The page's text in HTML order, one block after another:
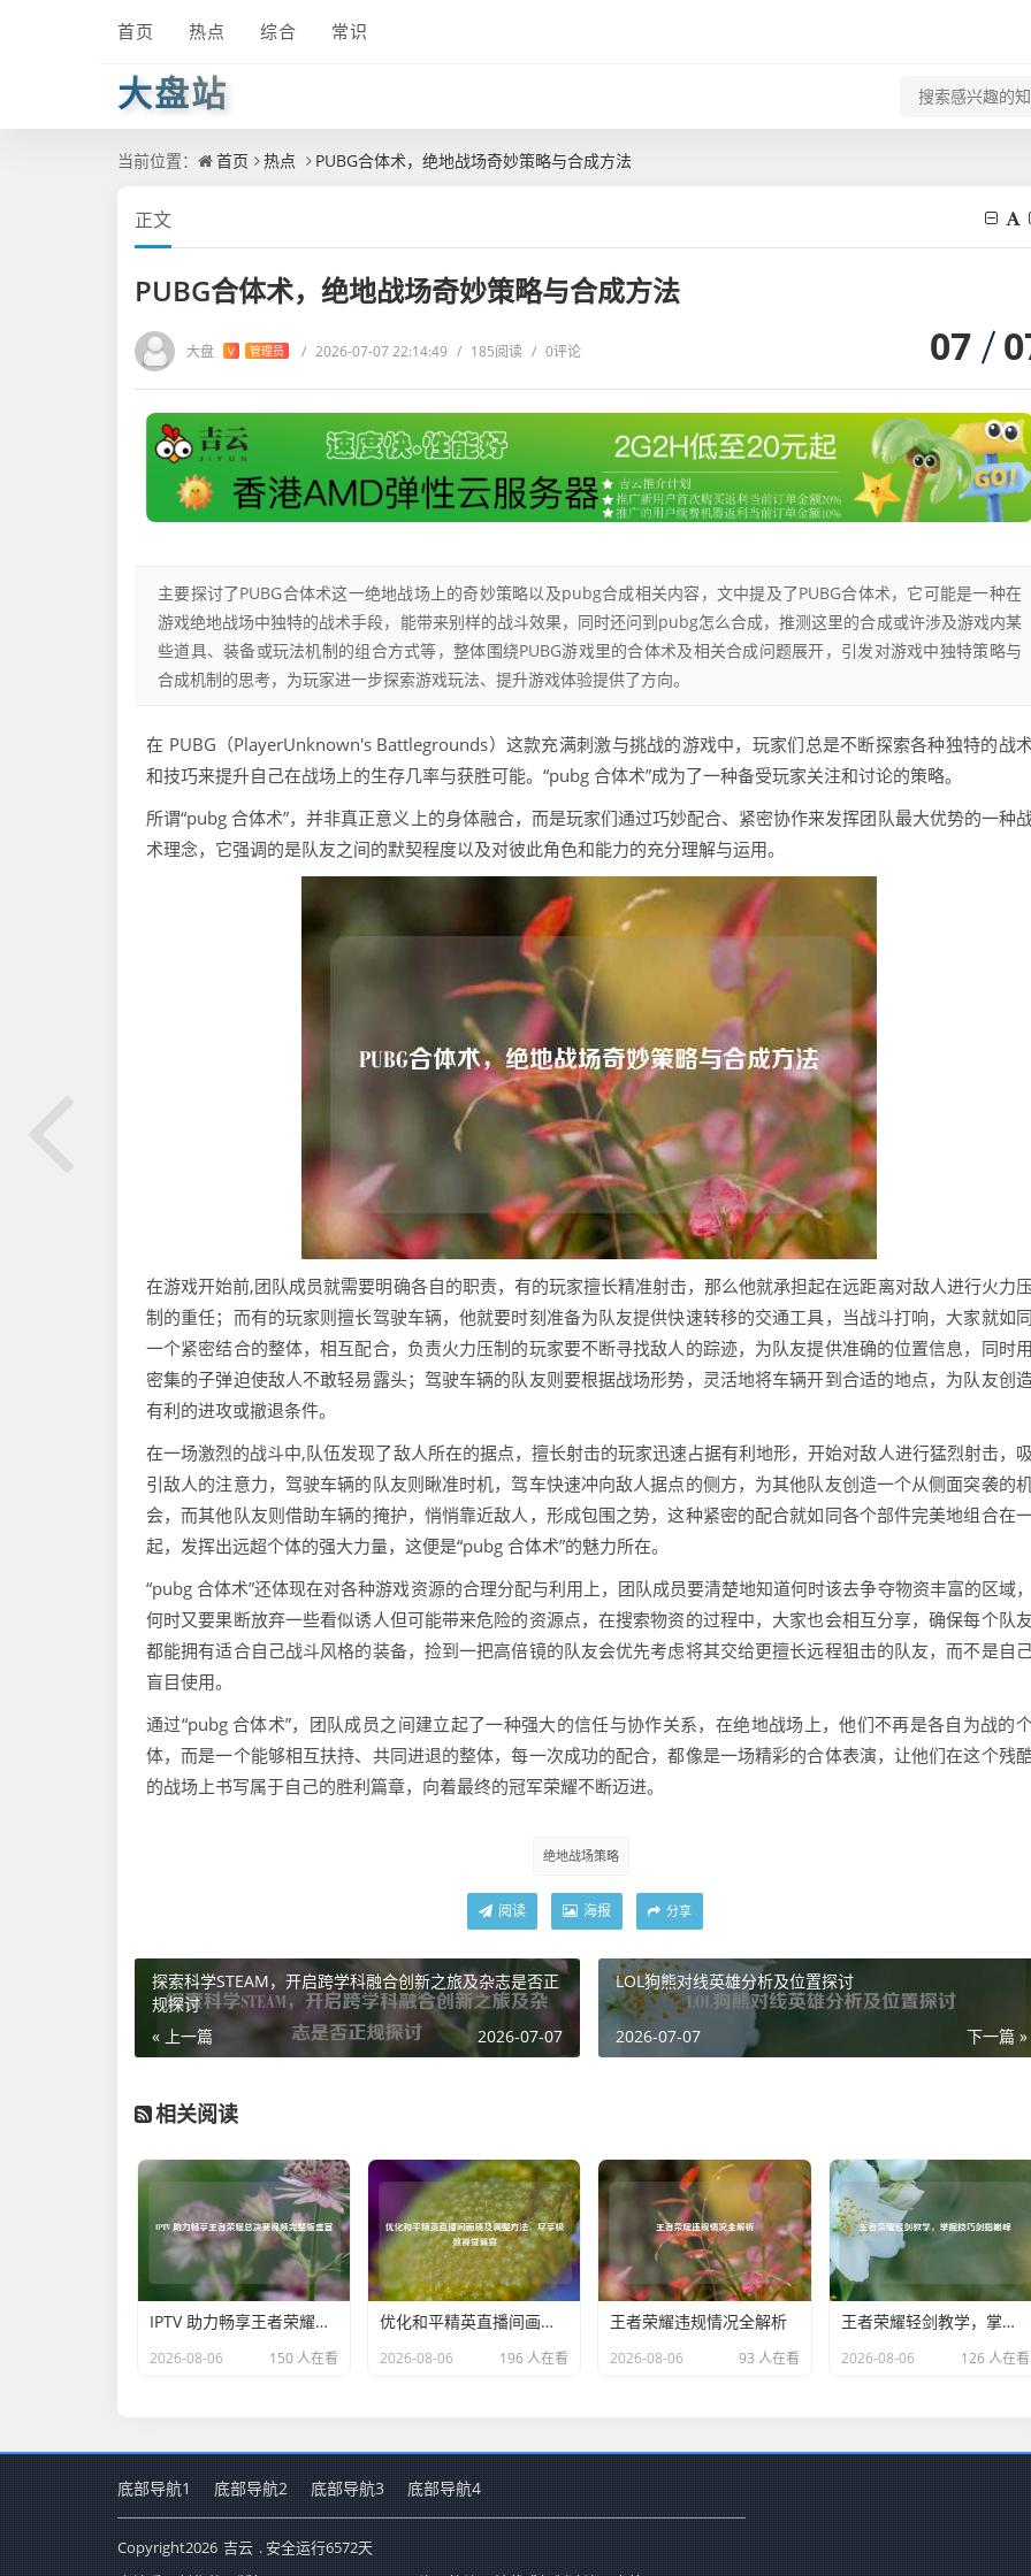
首页 热点 综合 常识
大盘站
当前位置： 首页 热点 PUBG合体术，绝地战场奇妙策略与合成方法
正文
PUBG合体术，绝地战场奇妙策略与合成方法
大盘 V 管理员 / 2026-07-07 22:14:49 / 185阅读 / 0评论 07
主要探讨了PUBG合体术这一绝地战场上的奇妙策略以及pubg合成相关内容，文中提及了PUBG合体术，它可能是一种在
游戏绝地战场中独特的战术手段，能带来别样的战斗效果，同时还问到pubg怎么合成，推测这里的合成或许涉及游戏内某
些道具、装备或玩法机制的组合方式等，整体围绕PUBG游戏里的合体术及相关合成问题展开，引发对游戏中独特策略与
合成机制的思考，为玩家进一步探索游戏玩法、提升游戏体验提供了方向。
在 PUBG（PlayerUnknown's Battlegrounds）这款充满刺激与挑战的游戏中，玩家们总是不断探索各种独特的战
和技巧来提升自己在战场上的生存几率与获胜可能。“pubg 合体术”成为了一种备受玩家关注和讨论的策略。
所谓“pubg 合体术”，并非真正意义上的身体融合，而是玩家们通过巧妙配合、紧密协作来发挥团队最大优势的一种
术理念，它强调的是队友之间的默契程度以及对彼此角色和能力的充分理解与运用。
在游戏开始前,团队成员就需要明确各自的职责，有的玩家擅长精准射击，那么他就承担起在远距离对敌人进行火力
制的重任；而有的玩家则擅长驾驶车辆，他就要时刻准备为队友提供快速转移的交通工具，当战斗打响，大家就如同
一个紧密结合的整体，相互配合，负责火力压制的玩家要不断寻找敌人的踪迹，为队友提供准确的位置信息，同时用
密集的子弹迫使敌人不敢轻易露头；驾驶车辆的队友则要根据战场形势，灵活地将车辆开到合适的地点，为队友创
有利的进攻或撤退条件。
在一场激烈的战斗中,队伍发现了敌人所在的据点，擅长射击的玩家迅速占据有利地形，开始对敌人进行猛烈射击，吸
引敌人的注意力，驾驶车辆的队友则瞅准时机，驾车快速冲向敌人据点的侧方，为其他队友创造一个从侧面突袭的
会，而其他队友则借助车辆的掩护，悄悄靠近敌人，形成包围之势，这种紧密的配合就如同各个部件完美地组合在
起，发挥出远超个体的强大力量，这便是“pubg 合体术”的魅力所在。
“pubg 合体术”还体现在对各种游戏资源的合理分配与利用上，团队成员要清楚地知道何时该去争夺物资丰富的区域，
何时又要果断放弃一些看似诱人但可能带来危险的资源点，在搜索物资的过程中，大家也会相互分享，确保每个队友
都能拥有适合自己战斗风格的装备，捡到一把高倍镜的队友会优先考虑将其交给更擅长远程狙击的队友，而不是自
盲目使用。
通过“pubg 合体术”，团队成员之间建立起了一种强大的信任与协作关系，在绝地战场上，他们不再是各自为战的
体，而是一个能够相互扶持、共同进退的整体，每一次成功的配合，都像是一场精彩的合体表演，让他们在这个残
的战场上书写属于自己的胜利篇章，向着最终的冠军荣耀不断迈进。
绝地战场策略
阅读 海报 分享
探索科学STEAM，开启跨学科融合创新之旅及杂志是否正
规探讨
« 上一篇
2026-07-07
LOL狗熊对线英雄分析及位置探讨
下一篇 »
2026-07-07
相关阅读
IPTV 助力畅享王者荣耀总决赛视频完整版盛宴
2026-08-06 150 人在看
优化和平精英直播间画质及调整方法，尽享极致视觉盛宴
2026-08-06 196 人在看
王者荣耀违规情况全解析
2026-08-06 93 人在看
王者荣耀轻剑教学，掌握技巧剑指巅峰
2026-08-06 126 人在看
底部导航1 底部导航2 底部导航3 底部导航4
Copyright2026 吉云 . 安全运行6572天